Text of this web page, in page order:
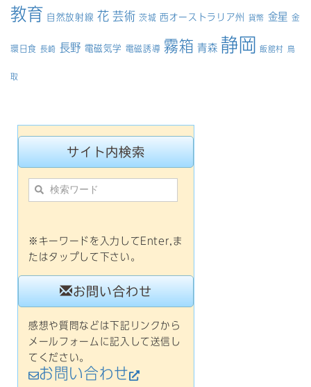
教育 自然放射線 花 芸術 茨城 西オーストラリア州 貨幣 金星 金
環日食 長崎 長野 電磁気学 電磁誘導 霧箱 青森 静岡 飯舘村 鳥
取
サイト内検索
※キーワードを入力してEnter,ま
たはタップして下さい。
お問い合わせ
感想や質問などは下記リンクから
メールフォームに記入して送信し
てください。
お問い合わせ